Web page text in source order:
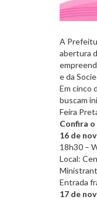
A
abertura
e da
Em cinco
buscam
Feira
Confira
16 de
18h30 –
Local:
Entrada
17 de